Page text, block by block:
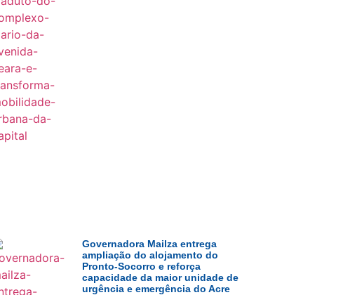
Governadora Mailza entrega
ampliação do alojamento do
Pronto-Socorro e reforça
capacidade da maior unidade de
urgência e emergência do Acre